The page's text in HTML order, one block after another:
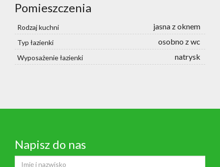
Pomieszczenia
Rodzaj kuchni jasna z oknem
Typ łazienki osobno z wc
Wyposażenie łazienki natrysk
Napisz do nas